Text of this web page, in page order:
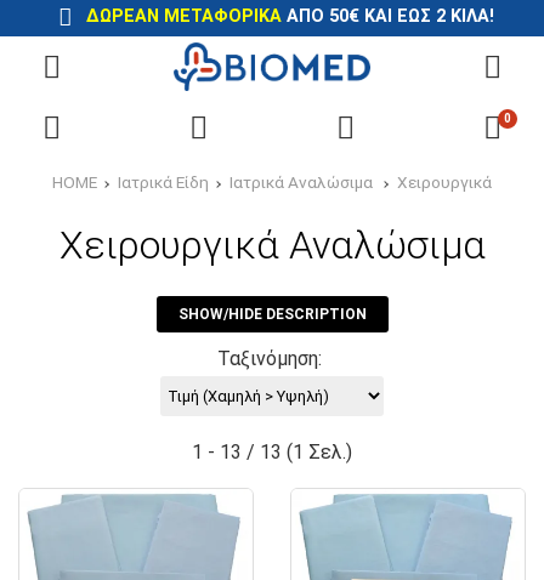
ΔΩΡΕΑΝ ΜΕΤΑΦΟΡΙΚΑΑΠΟ 50€ ΚΑΙ ΕΩΣ 2 ΚΙΛΑ!
0
HOME Ιατρικά Είδη Ιατρικά Αναλώσιμα Χειρουργικά
Χειρουργικά Αναλώσιμα
SHOW/HIDE DESCRIPTION
Ταξινόμηση:
1 - 13 / 13 (1 Σελ.)